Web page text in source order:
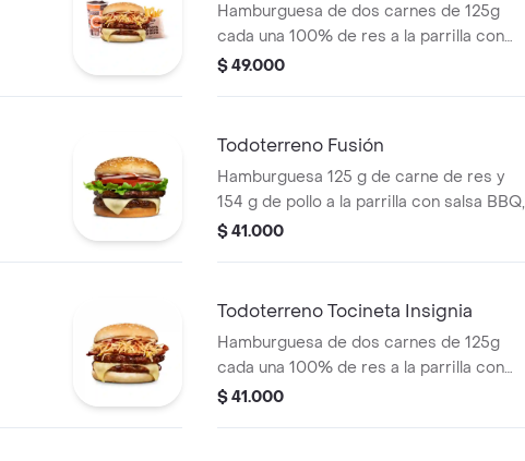
Hamburguesa de dos carnes de 125g
cada una 100% de res a la parrilla con
salsa BBQ, tocineta, queso mozzarella,
papa + papas Corral medianas + bebida
$ 49.000
Todoterreno Fusión
Hamburguesa 125 g de carne de res y
154 g de pollo a la parrilla con salsa BBQ,
tocineta, queso mozzarella, pepinillos,
$ 41.000
Todoterreno Tocineta Insignia
Hamburguesa de dos carnes de 125g
cada una 100% de res a la parrilla con
salsa BBQ, tocineta, queso mozzarella,
$ 41.000